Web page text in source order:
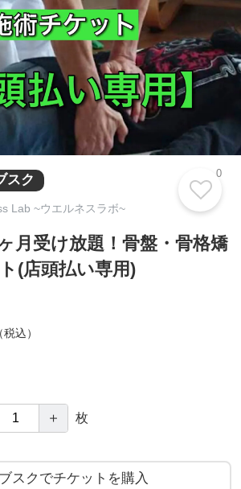
スク
Lab ~ウエルネスラボ~
月受け放題！骨盤・骨格矯
(店頭払い専用)
税込）
＋ 枚
スクでチケットを購入
0